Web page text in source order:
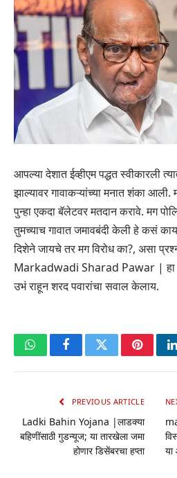
आपल्या देशात ईव्हीएम पद्धत स्वीकारली
झाल्यावर गावाकऱ्यांच्या मनात शंका आली.
पुन्हा एकदा बॅलेटवर मतदान करावे. मग
तुमच्याच गावात जमावबंदी केली हे कसं
दिशेने जायचे तर मग विरोध का?, असा
Markadwadi Sharad Pawar | हा
उभं राहून शरद पवारांचा सवाल केलाय.
WhatsAppFacebookTwitter
PREVIOUS ARTICLE
Ladki Bahin Yojana |लाडक्या
बहिणींसाठी गुडन्यूज; या तारखेला जमा
होणार डिसेंबरचा हप्ता
या